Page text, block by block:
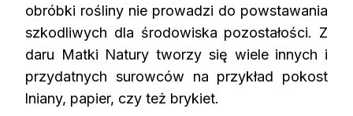
obróbki rośliny nie prowadzi do powstawania
szkodliwych dla środowiska pozostałości. Z
daru Matki Natury tworzy się wiele innych i
przydatnych surowców na przykład pokost
lniany, papier, czy też brykiet.